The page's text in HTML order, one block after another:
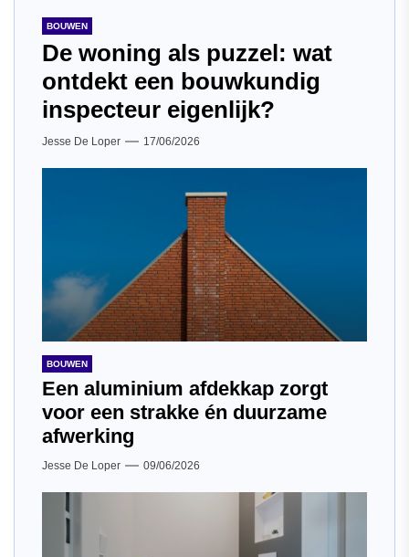
BOUWEN
De woning als puzzel: wat
ontdekt een bouwkundig
inspecteur eigenlijk?
Jesse De Loper 17/06/2026
BOUWEN
Een aluminium afdekkap zorgt
voor een strakke én duurzame
afwerking
Jesse De Loper 09/06/2026